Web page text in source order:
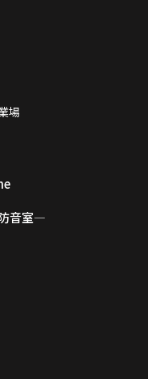
場
音室―